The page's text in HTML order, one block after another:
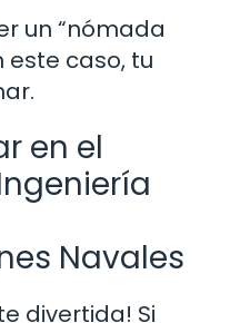
un “nómada
este caso, tu
en el
Navales
divertida! Si